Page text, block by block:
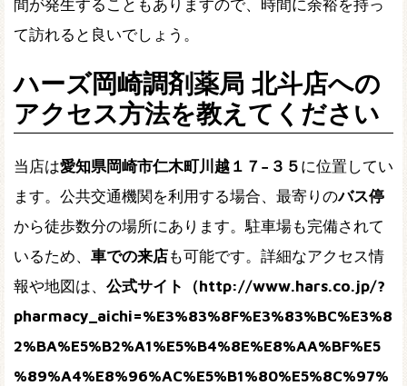
間が発生することもありますので、時間に余裕を持っ
て訪れると良いでしょう。
ハーズ岡崎調剤薬局 北斗店への
アクセス方法を教えてください
当店は愛知県岡崎市仁木町川越１７−３５ に位置してい
ます。公共交通機関を利用する場合、最寄りのバス停
から徒歩数分の場所にあります。駐車場も完備されて
いるため、 車での来店も可能です。詳細なアクセス情
報や地図は、 公式サイト（http://www.hars.co.jp/?
pharmacy_aichi=%E3%83%8F%E3%83%BC%E3%8
2%BA%E5%B2%A1%E5%B4%8E%E8%AA%BF%E5
%89%A4%E8%96%AC%E5%B1%80%E5%8C%97%